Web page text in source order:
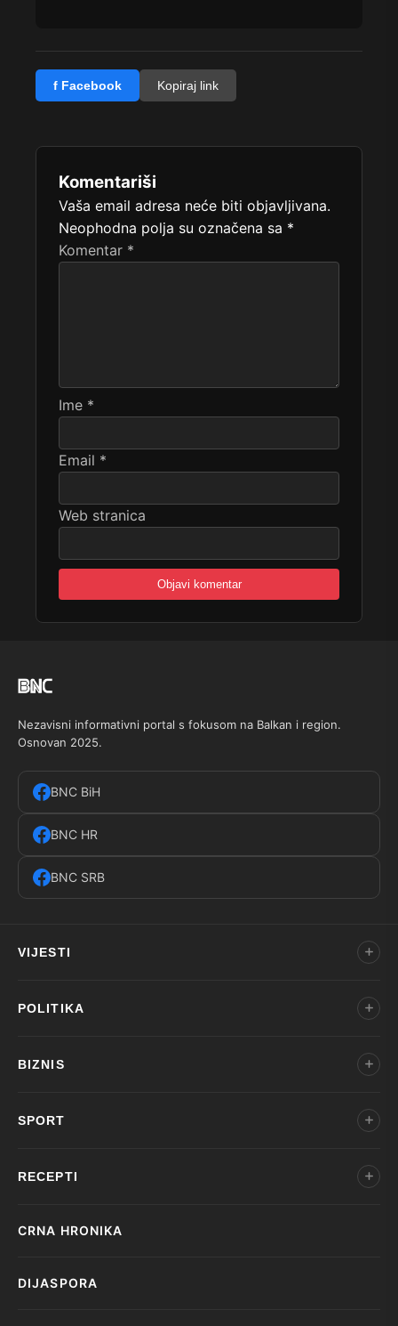
f Facebook Kopiraj link
Komentariši
Vaša email adresa neće biti objavljivana.
Neophodna polja su označena sa *
Komentar *
Ime *
Email *
Web stranica
Nezavisni informativni portal s fokusom na Balkan i region.
Osnovan 2025.
BNC BiH
BNC HR
BNC SRB
VIJESTI
POLITIKA
BIZNIS
SPORT
RECEPTI
CRNA HRONIKA
DIJASPORA